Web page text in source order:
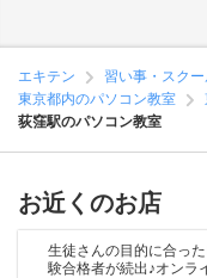
エキテン 習い事・スク
東京都内のパソコン教室
荻窪駅のパソコン教室
お近くのお店
生徒さんの目的に合っ
験合格者が続出♪オンラ